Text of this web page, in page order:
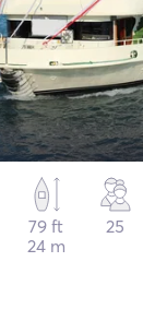
79 ft
24 m
25